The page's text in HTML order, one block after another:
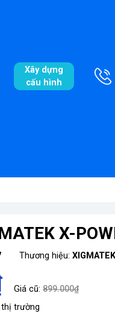
Xây dựng
cấu hình
X-
Thương hiệu:XIGMATEK
Giá cũ:899.000₫
trường